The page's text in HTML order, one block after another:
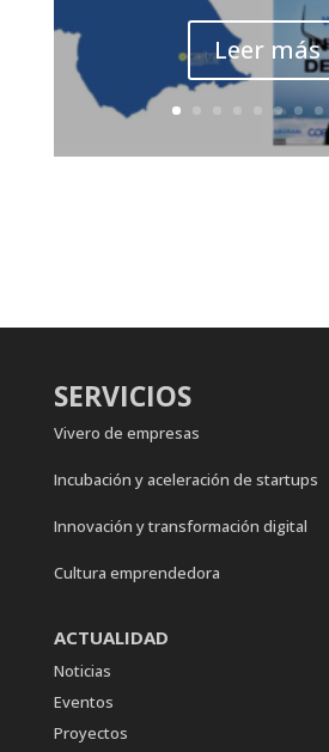
Leer más
SERVICIOS
Vivero de empresas
Incubación y aceleración de startups
Innovación y transformación digital
Cultura emprendedora
ACTUALIDAD
Noticias
Eventos
Proyectos